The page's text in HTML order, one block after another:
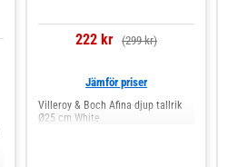
222 kr (299 kr)
Jämför priser
Villeroy & Boch Afina djup tallrik
Ø25 cm White